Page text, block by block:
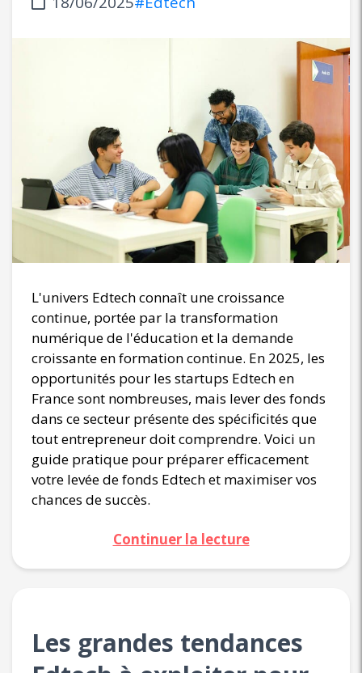
L'univers Edtech connaît une croissance
continue, portée par la transformation
numérique de l'éducation et la demande
croissante en formation continue. En 2025, les
opportunités pour les startups Edtech en
France sont nombreuses, mais lever des fonds
dans ce secteur présente des spécificités que
tout entrepreneur doit comprendre. Voici un
guide pratique pour préparer efficacement
votre levée de fonds Edtech et maximiser vos
chances de succès.
Continuer la lecture
Les grandes tendances